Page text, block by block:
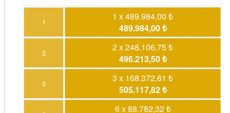
1
1 x 489.984,00 ₺
489.984,00 ₺
2
2 x 248.106,75 ₺
496.213,50 ₺
3
3 x 168.372,61 ₺
505.117,82 ₺
6 x 88.782,32 ₺